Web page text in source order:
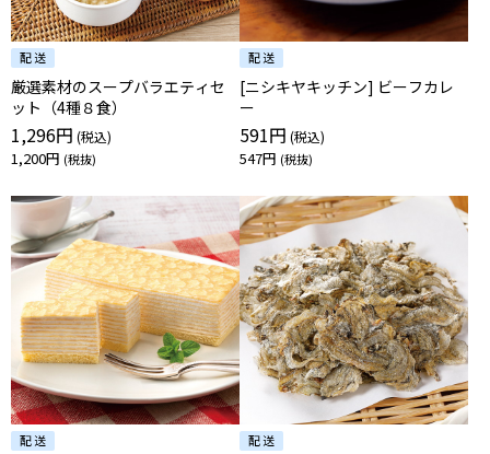
厳選素材のスープバラエティセ
ット（4種８食）
1,296円
1,200円
[ニシキヤキッチン] ビーフカレ
ー
591円
547円